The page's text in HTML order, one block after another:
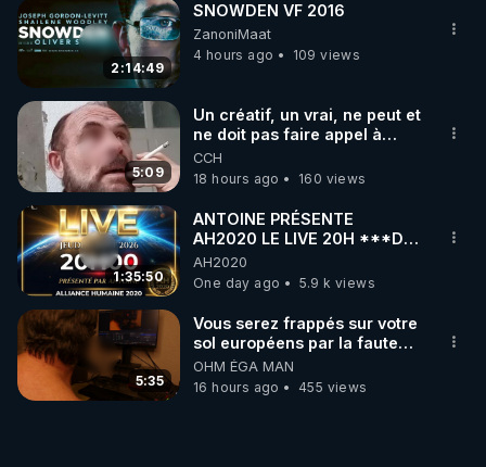
2:14:49
SNOWDEN VF 2016
ZanoniMaat
4 hours ago
109 views
5:09
Un créatif, un vrai, ne peut et
ne doit pas faire appel à
l'intelligence artificielle
CCH
18 hours ago
160 views
1:35:50
ANTOINE PRÉSENTE
AH2020 LE LIVE 20H ***DU
06/08/2026***
AH2020
One day ago
5.9 k views
5:35
Vous serez frappés sur votre
sol européens par la faute
des dirigeants qui s'en
mettent dans le nez
OHM ÉGA MAN
16 hours ago
455 views